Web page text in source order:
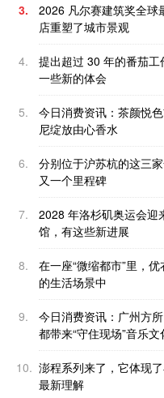
3.
2026 凡尔赛建筑奖全球
店重塑了城市景观
4.
提出超过 30 年的番茄
一些新的体会
5.
今日消费资讯：茶颜悦
尼绽放由心香水
6.
分别位于沪苏杭的这三
又一个里程碑
7.
2028 年洛杉矶奥运会迎
馆，有这些新进展
8.
在一座“微缩都市”里，
的生活场景中
9.
今日消费资讯：广州方
都带来“守住现场”音乐文
10. 澎程系列来了，它体现
最新理解